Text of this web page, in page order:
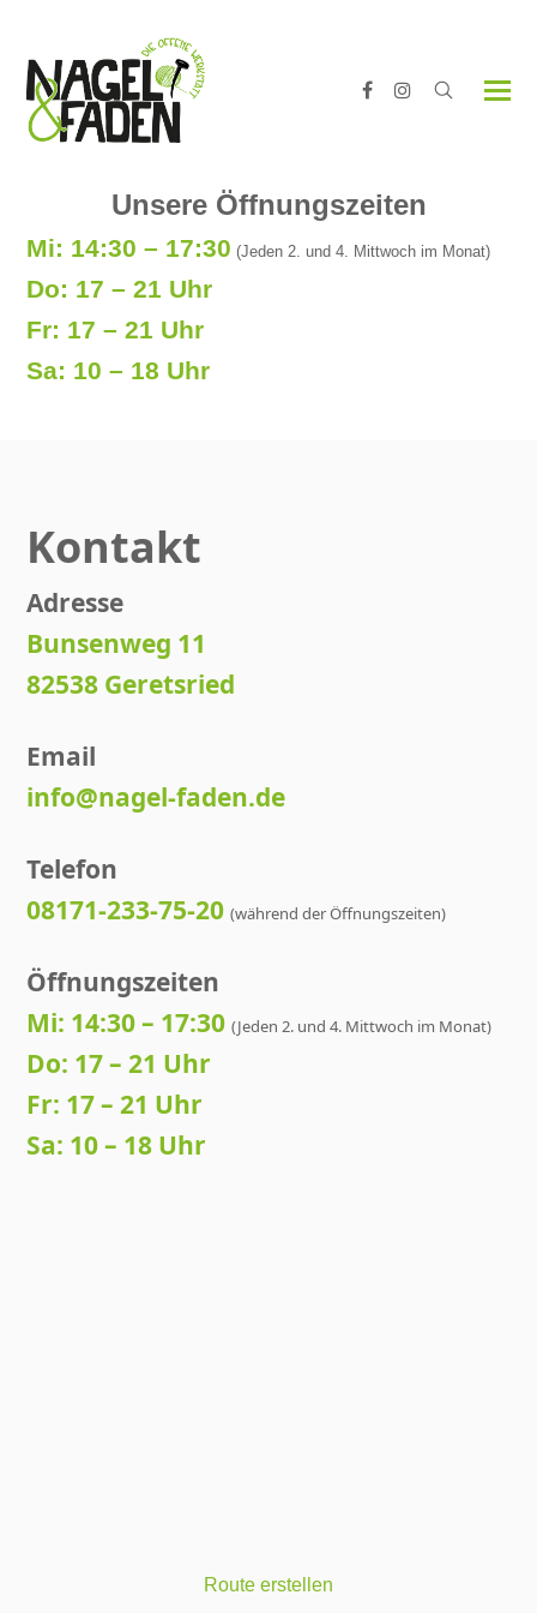
Facebook
Instagram
Unsere Öffnungszeiten
Mi: 14:30 – 17:30 (Jeden 2. und 4. Mittwoch im Monat)
Do: 17 – 21 Uhr
Fr: 17 – 21 Uhr
Sa: 10 – 18 Uhr
Kontakt
Adresse
Bunsenweg 11
82538 Geretsried
Email
info@nagel-faden.de
Telefon
08171-233-75-20 (während der Öffnungszeiten)
Öffnungszeiten
Mi: 14:30 – 17:30(Jeden 2. und 4. Mittwoch im Monat)
Do: 17 – 21 Uhr
Fr: 17 – 21 Uhr
Sa: 10 – 18 Uhr
Route erstellen